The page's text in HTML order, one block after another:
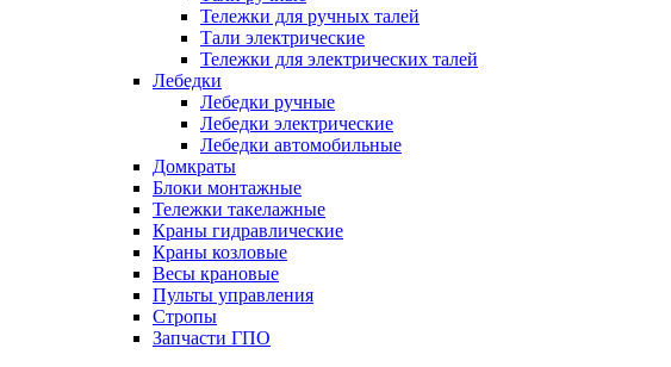
Тележки для ручных талей
Тали электрические
Тележки для электрических талей
Лебедки
Лебедки ручные
Лебедки электрические
Лебедки автомобильные
Домкраты
Блоки монтажные
Тележки такелажные
Краны гидравлические
Краны козловые
Весы крановые
Пульты управления
Стропы
Запчасти ГПО